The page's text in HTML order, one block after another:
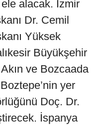
ele alacak. İzmir
Dr. Cemil
Yüksek
Büyükşehir
ve Bozcaada
yer
Doç. Dr.
İspanya